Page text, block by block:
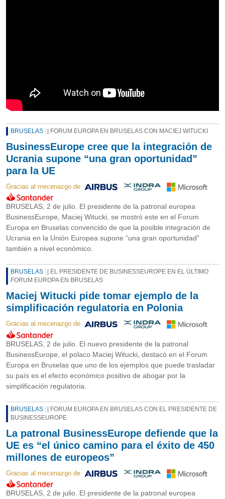
BRUSELAS | FORUM EUROPA EN BRUSELAS CON MACIEJ WITUCKI
BusinessEurope cree que la integración de
Ucrania supone “una gran oportunidad”
para la UE
Gracias al mecenazgo de
BRUSELAS, 2 de julio. El presidente de la patronal europea
BusinessEurope, Maciej Witucki, se mostró este en el Forum
Europa en Bruselas convencido de que la posible integración de
Ucrania en la Unión Europea supone “una gran oportunidad”
también a nivel económico.
BRUSELAS
| EL PRESIDENTE DE BUSINESSEUROPE EN EL ÚLTIMO
FORUM EUROPA EN BRUSELAS
Maciej Witucki pide tomar ejemplo de la
simplificación regulatoria en Polonia
Gracias al mecenazgo de
BRUSELAS, 2 de julio. El nuevo presidente de la patronal
BusinessEurope, el polaco Maciej Witucki, destacó en el Forum
Europa en Bruselas que uno de los ejemplos que puede trasladar
su país es el efecto económico positivo de abogar por la
simplificación regulatoria.
BRUSELAS
| FORUM EUROPA EN BRUSELAS CON EL PRESIDENTE DE
BUSINESSEUROPE
La patronal BusinessEurope defiende que la
UE es “el único camino para el éxito de 450
millones de europeos”
Gracias al mecenazgo de
BRUSELAS, 2 de julio. El presidente de la patronal europea